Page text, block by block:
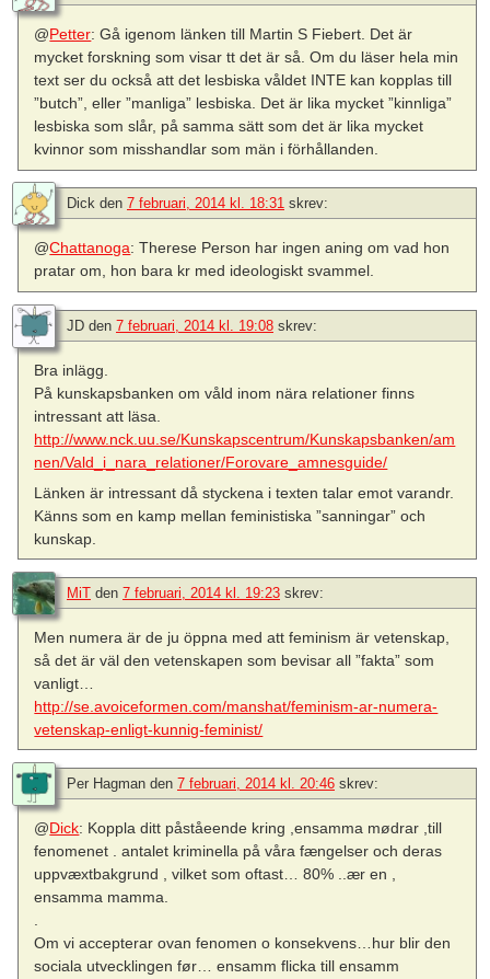
@Petter: Gå igenom länken till Martin S Fiebert. Det är
mycket forskning som visar tt det är så. Om du läser hela min
text ser du också att det lesbiska våldet INTE kan kopplas till
”butch”, eller ”manliga” lesbiska. Det är lika mycket ”kinnliga”
lesbiska som slår, på samma sätt som det är lika mycket
kvinnor som misshandlar som män i förhållanden.
Dick den 7 februari, 2014 kl. 18:31 skrev:
@Chattanoga: Therese Person har ingen aning om vad hon
pratar om, hon bara kr med ideologiskt svammel.
JD den 7 februari, 2014 kl. 19:08 skrev:
Bra inlägg.
På kunskapsbanken om våld inom nära relationer finns
intressant att läsa.
http://www.nck.uu.se/Kunskapscentrum/Kunskapsbanken/am
nen/Vald_i_nara_relationer/Forovare_amnesguide/
Länken är intressant då styckena i texten talar emot varandr.
Känns som en kamp mellan feministiska ”sanningar” och
kunskap.
MiT den 7 februari, 2014 kl. 19:23 skrev:
Men numera är de ju öppna med att feminism är vetenskap,
så det är väl den vetenskapen som bevisar all ”fakta” som
vanligt…
http://se.avoiceformen.com/manshat/feminism-ar-numera-
vetenskap-enligt-kunnig-feminist/
Per Hagman den 7 februari, 2014 kl. 20:46 skrev:
@Dick: Koppla ditt påståeende kring ,ensamma mødrar ,till
fenomenet . antalet kriminella på våra fængelser och deras
uppvæxtbakgrund , vilket som oftast… 80% ..ær en ,
ensamma mamma.
Om vi accepterar ovan fenomen o konsekvens…hur blir den
sociala utvecklingen før… ensamm flicka till ensamm